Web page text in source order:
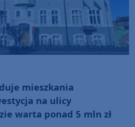
mieszkania
na ulicy
warta ponad 5 mln zł